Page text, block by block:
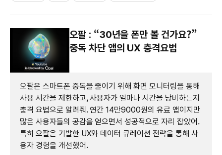
오팔 : “30년을 폰만 볼 건가요?”
중독 차단 앱의 UX 충격요법
오팔은 스마트폰 중독을 줄이기 위해 화면 모니터링을 통해
사용 시간을 제한하고, 사용자가 얼마나 시간을 낭비하는지
충격 요법으로 알려줘. 연간 14만9000원의 유료 앱이지만
많은 사용자들의 공감을 얻으면서 성공적으로 자리 잡았어.
특히 오팔은 기발한 UX와 데이터 큐레이션 전략을 통해 사
용자 경험을 개선했어.